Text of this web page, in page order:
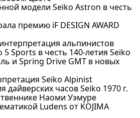
модели Seiko Astron в честь
премию iF DESIGN AWARD
альпинистов
Sports в честь 140-летия Seiko
и Spring Drive GMT в новых
Seiko Alpinist
дайверских часов Seiko 1970 г.
Наоми Уэмуре
Ludens от KOJIMA